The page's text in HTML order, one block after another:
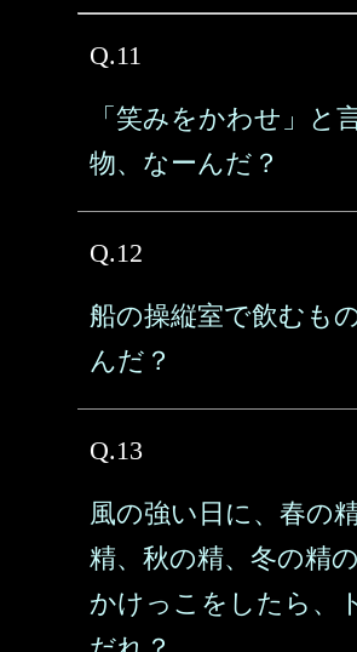
Q.11
「笑みをかわせ」と
物、なーんだ？
Q.12
船の操縦室で飲むも
んだ？
Q.13
風の強い日に、春の
精、秋の精、冬の精
かけっこをしたら、